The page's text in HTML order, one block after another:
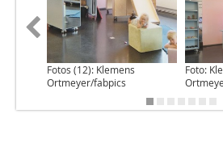
Fotos (12): Klemens
Ortmeyer/fabpics
Foto: